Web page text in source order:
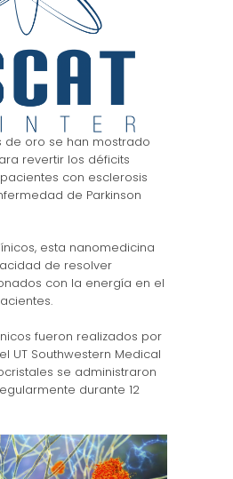
de oro se han mostrado
revertir los déficits
con esclerosis
de Parkinson
esta nanomedicina
de resolver
con la energía en el
fueron realizados por
UT Southwestern Medical
se administraron
durante 12